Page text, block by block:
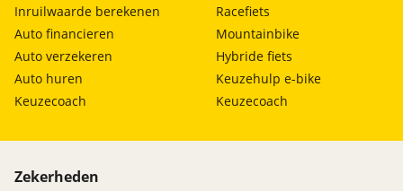
Inruilwaarde berekenen
Auto financieren
Auto verzekeren
Auto huren
Keuzecoach
Racefiets
Mountainbike
Hybride fiets
Keuzehulp e-bike
Keuzecoach
Zekerheden